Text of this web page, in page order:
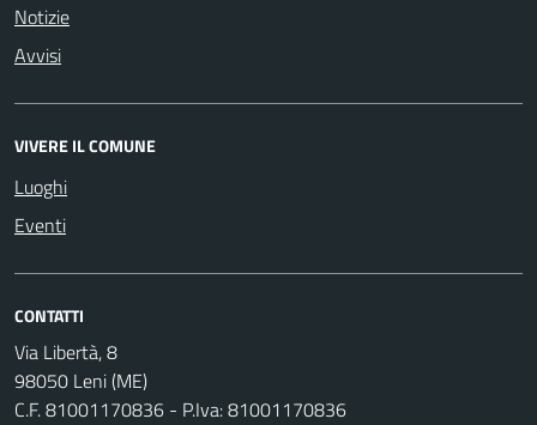
Notizie
Avvisi
VIVERE IL COMUNE
Luoghi
Eventi
CONTATTI
Via Libertà, 8
98050 Leni (ME)
C.F. 81001170836 - P.Iva: 81001170836